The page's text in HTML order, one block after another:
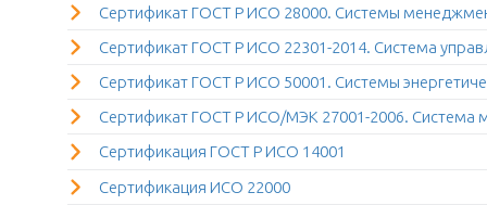
Сертификат ГОСТ Р ИСО 28000. Системы
Сертификат ГОСТ Р ИСО 22301-2014. Система
Сертификат ГОСТ Р ИСО 50001. Системы
Сертификат ГОСТ Р ИСО/МЭК 27001-2006. Система
Сертификация ГОСТ Р ИСО 14001
Сертификация ИСО 22000